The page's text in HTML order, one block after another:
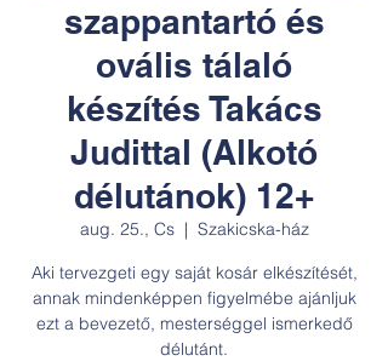
szappantartó és
ovális tálaló
készítés Takács
Judittal (Alkotó
délutánok) 12+
aug. 25., Cs
  |
Szakicska-ház
Aki tervezgeti egy saját kosár elkészítését,
annak mindenképpen figyelmébe ajánljuk
ezt a bevezető, mesterséggel ismerkedő
délutánt.